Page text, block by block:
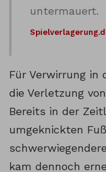
untermauert.
Für Verwirrung in
die Verletzung
Bereits in der
umgeknickten
kam dennoch